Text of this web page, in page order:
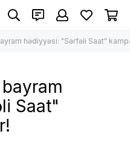
hədiyyəsi: "Sərfəli Saat"
Saat"